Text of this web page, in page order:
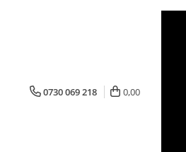
0730 069 218 0,00